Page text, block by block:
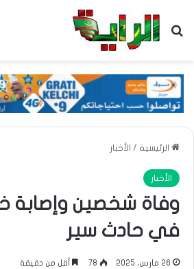
بحث عن
الرئيسية / الأخبار
الأخبار
وفاة شخصين وإصابة
في حادث سير
26 مارس، 2025 78 أقل من دقيقة